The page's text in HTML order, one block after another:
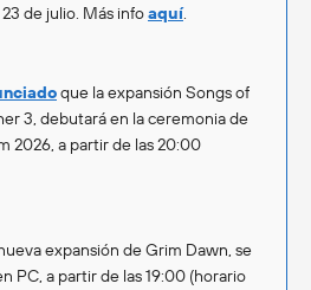
de julio. Más infoaquí.
que la expansión Songs of
3, debutará en la ceremonia de
2026, a partir de las 20:00
expansión de Grim Dawn, se
PC, a partir de las 19:00 (horario